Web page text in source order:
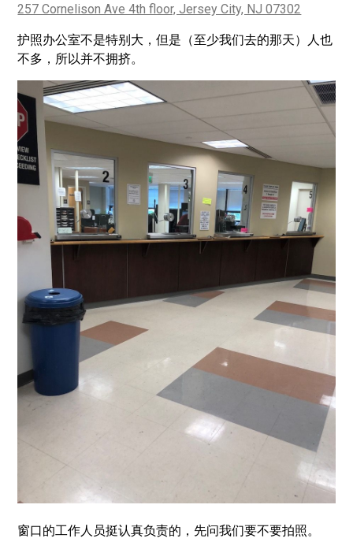
257 Cornelison Ave 4th floor, Jersey City, NJ 07302
护照办公室不是特别大，但是（至少我们去的那天）人也
不多，所以并不拥挤。
窗口的工作人员挺认真负责的，先问我们要不要拍照。